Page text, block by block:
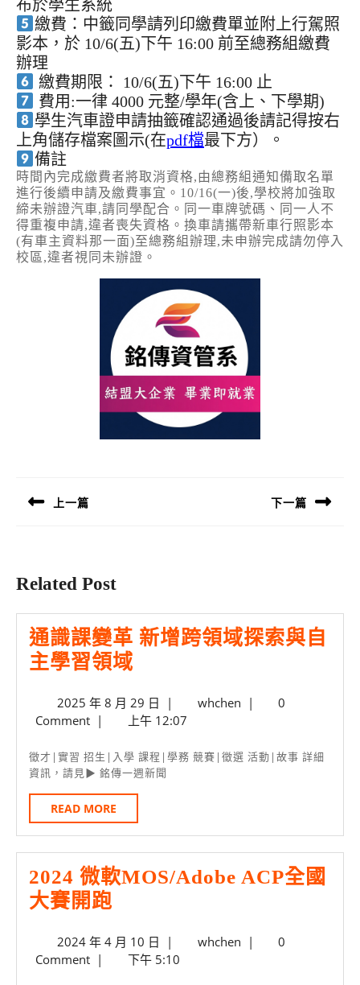
布於學生系統
繳費：中籤同學請列印繳費單並附上行駕照
影本，於 10/6(五)下午 16:00 前至總務組繳費
辦理
繳費期限： 10/6(五)下午 16:00 止
費用:一律 4000 元整/學年(含上、下學期)
學生汽車證申請抽籤確認通過後請記得按右
上角儲存檔案圖示(在pdf檔最下方）。
備註
時間內完成繳費者將取消資格,由總務組通知備取名單
進行後續申請及繳費事宜。10/16(一)後,學校將加強取
締未辦證汽車,請同學配合。同一車牌號碼、同一人不
得重複申請,違者喪失資格。換車請攜帶新車行照影本
(有車主資料那一面)至總務組辦理,未申辦完成請勿停入
校區,違者視同未辦證。
導
上一篇 下一篇
Related Post
通識課變革 新增跨領域探索與自
主學習領域
課
變
革
新
跨
領
域
與
2025 年 8 月 29 日 2025
年
月
29
| whchenwhchen
|
0
Comment | 上午 12:07
徵才|實習 招生|入學 課程|學務 競賽|徵選 活動|故事 詳細
資訊，請見▶ 銘傳一週新聞
READ MORE
MORE
2024 微軟MOS/Adobe ACP全國
大賽開跑
軟
MOS/Adobe
2024 年 4 月 10 日 2024
年
| whchenwhchen
|
0
Comment | 下午 5:10